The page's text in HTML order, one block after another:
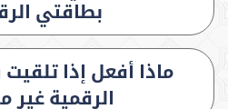
بطاقتي
ماذا أفعل إذا
الرقمية غير